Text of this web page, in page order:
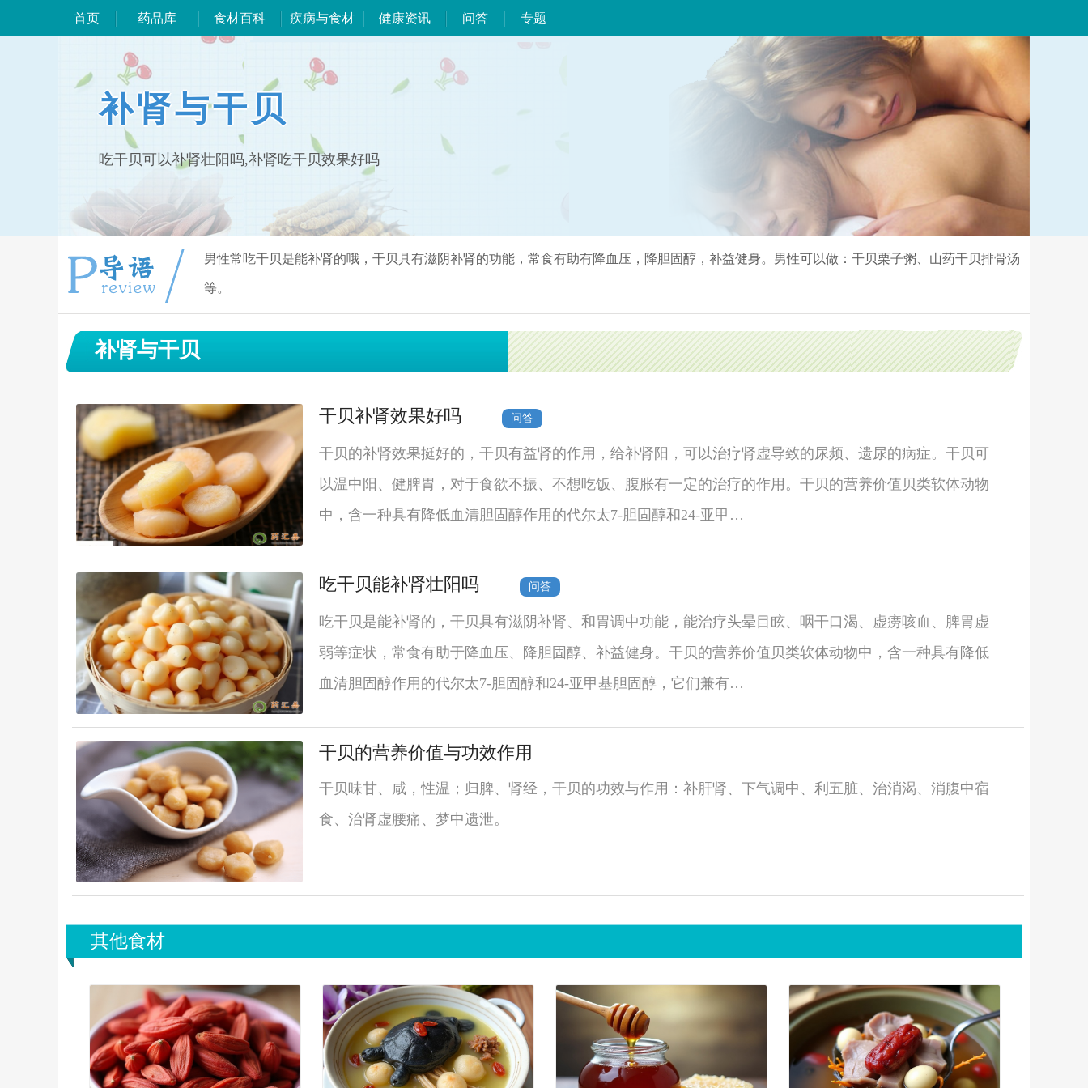
首页 药品库 食材百科 疾病与食材 健康资讯 问答 专题
补肾与干贝
吃干贝可以补肾壮阳吗,补肾吃干贝效果好吗
男性常吃干贝是能补肾的哦，干贝具有滋阴补肾的功能，常食有助有降血压，降胆固醇，补益健身。男性可以做：干贝栗子粥、山药干贝排骨汤
等。
补肾与干贝
干贝补肾效果好吗 问答
干贝的补肾效果挺好的，干贝有益肾的作用，给补肾阳，可以治疗肾虚导致的尿频、遗尿的病症。干贝可
以温中阳、健脾胃，对于食欲不振、不想吃饭、腹胀有一定的治疗的作用。干贝的营养价值贝类软体动物
中，含一种具有降低血清胆固醇作用的代尔太7-胆固醇和24-亚甲…
吃干贝能补肾壮阳吗 问答
吃干贝是能补肾的，干贝具有滋阴补肾、和胃调中功能，能治疗头晕目眩、咽干口渴、虚痨咳血、脾胃虚
弱等症状，常食有助于降血压、降胆固醇、补益健身。干贝的营养价值贝类软体动物中，含一种具有降低
血清胆固醇作用的代尔太7-胆固醇和24-亚甲基胆固醇，它们兼有…
干贝的营养价值与功效作用
干贝味甘、咸，性温；归脾、肾经，干贝的功效与作用：补肝肾、下气调中、利五脏、治消渴、消腹中宿
食、治肾虚腰痛、梦中遗泄。
其他食材